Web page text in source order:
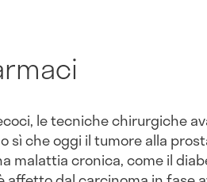
le tecniche chirurgiche
sì che oggi il tumore alla
malattia cronica, come il